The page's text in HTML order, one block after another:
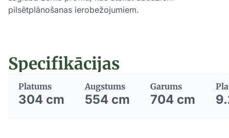
pilsētplānošanas ierobežojumiem.
Specifikācijas
Platums
304 cm
Augstums
554 cm
Garums
704 cm